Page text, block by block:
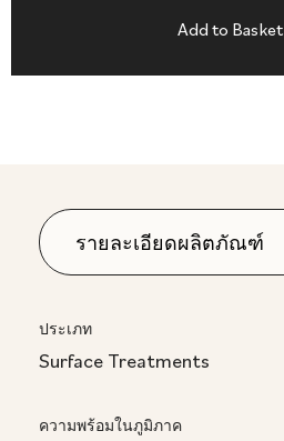
Add to Basket
ประเภท
Surface Treatments
ความพร้อมในภูมิภาค